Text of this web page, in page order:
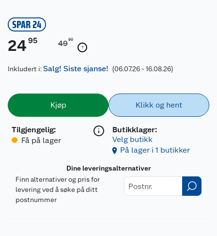
SPAR 24
24 95 4990
Inkludert i:Salg! Siste sjanse! (06.07.26 - 16.08.26)
Kjøp
Tilgjengelig:
Få på lager
Klikk og hent
Butikklager:
Velg butikk
På lager i 1 butikker
Dine leveringsalternativer
Finn alternativer og pris for
levering ved å søke på ditt
postnummer